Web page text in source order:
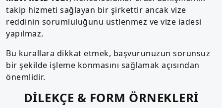
takip hizmeti sağlayan bir şirkettir ancak vize
reddinin sorumluluğunu üstlenmez ve vize iadesi
yapılmaz.
Bu kurallara dikkat etmek, başvurunuzun sorunsuz
bir şekilde işleme konmasını sağlamak açısından
önemlidir.
DİLEKÇE & FORM ÖRNEKLERİ